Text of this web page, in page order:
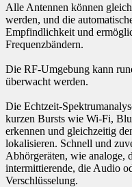
Alle Antennen können
werden, und die
Empfindlichkeit und
Frequenzbändern.
Die RF-Umgebung kann
überwacht werden.
Die Echtzeit-
kurzen Bursts wie Wi-Fi,
erkennen und gleichzeitig
lokalisieren. Schnell und
Abhörgeräten, wie analoge,
intermittierende, die Audio
Verschlüsselung.